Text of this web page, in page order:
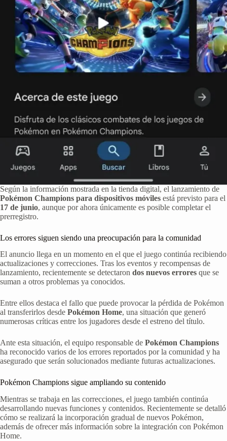
Según la información mostrada en la tienda digital, el lanzamiento de
Pokémon Champions para dispositivos móviles está previsto para el
17 de junio, aunque por ahora únicamente es posible completar el
prerregistro.
Los errores siguen siendo una preocupación para la comunidad
El anuncio llega en un momento en el que el juego continúa recibiendo
actualizaciones y correcciones. Tras los eventos y recompensas de
lanzamiento, recientemente se detectaron dos nuevos errores que se
suman a otros problemas ya conocidos.
Entre ellos destaca el fallo que puede provocar la pérdida de Pokémon
al transferirlos desde Pokémon Home, una situación que generó
numerosas críticas entre los jugadores desde el estreno del título.
Ante esta situación, el equipo responsable de Pokémon Champions
ha reconocido varios de los errores reportados por la comunidad y ha
asegurado que serán solucionados mediante futuras actualizaciones.
Pokémon Champions sigue ampliando su contenido
Mientras se trabaja en las correcciones, el juego también continúa
desarrollando nuevas funciones y contenidos. Recientemente se detalló
cómo se realizará la incorporación gradual de nuevos Pokémon,
además de ofrecer más información sobre la integración con Pokémon
Home.